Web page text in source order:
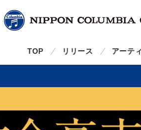
TOP リリース アーテ